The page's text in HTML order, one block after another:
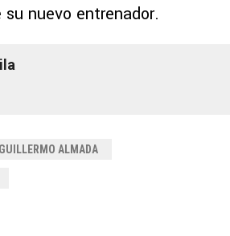
nuevo entrenador.
GUILLERMO ALMADA